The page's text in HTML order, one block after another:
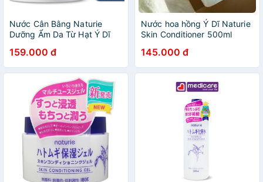
Nước Cân Bằng Naturie
Dưỡng Ẩm Da Từ Hạt Ý Dĩ
159.000 đ
Nước hoa hồng Ý Dĩ Naturie
Skin Conditioner 500ml
145.000 đ